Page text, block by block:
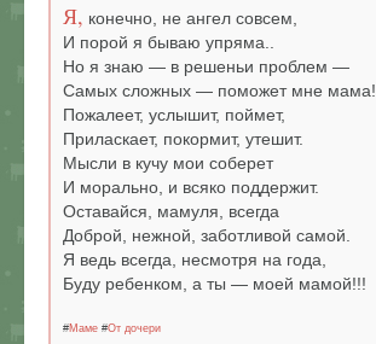
Я, конечно, не ангел совсем,
И порой я бываю упряма..
Но я знаю — в решеньи проблем —
Самых сложных — поможет мне мама!
Пожалеет, услышит, поймет,
Приласкает, покормит, утешит.
Мысли в кучу мои соберет
И морально, и всяко поддержит.
Оставайся, мамуля, всегда
Доброй, нежной, заботливой самой.
Я ведь всегда, несмотря на года,
Буду ребенком, а ты — моей мамой!!!
#Маме #От дочери